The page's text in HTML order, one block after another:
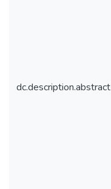
dc.description.abstract